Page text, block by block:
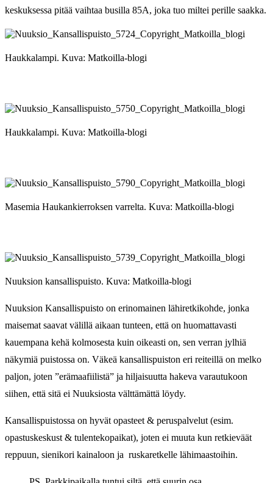
keskuksessa pitää vaihtaa busilla 85A, joka tuo miltei perille saakka.
Haukkalampi. Kuva: Matkoilla-blogi
Haukkalampi. Kuva: Matkoilla-blogi
Masemia Haukankierroksen varrelta. Kuva: Matkoilla-blogi
Nuuksion kansallispuisto. Kuva: Matkoilla-blogi
Nuuksion Kansallispuisto on erinomainen lähiretkikohde, jonka
maisemat saavat välillä aikaan tunteen, että on huomattavasti
kauempana kehä kolmosesta kuin oikeasti on, sen verran jylhiä
näkymiä puistossa on. Väkeä kansallispuiston eri reiteillä on melko
paljon, joten ”erämaafiilistä” ja hiljaisuutta hakeva varautukoon
siihen, että sitä ei Nuuksiosta välttämättä löydy.
Kansallispuistossa on hyvät opasteet & peruspalvelut (esim.
opastuskeskust & tulentekopaikat), joten ei muuta kun retkieväät
reppuun, sienikori kainaloon ja ruskaretkelle lähimaastoihin.